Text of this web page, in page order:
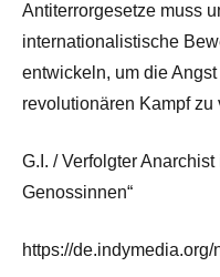
Antiterrorgesetze muss
internationalistische
entwickeln, um die
revolutionären Kampf zu
G.I. / Verfolgter
Genossinnen“
https://de.indymedia.org/